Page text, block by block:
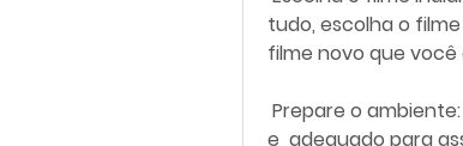
tudo, escolha o
filme novo que
e  adequado para